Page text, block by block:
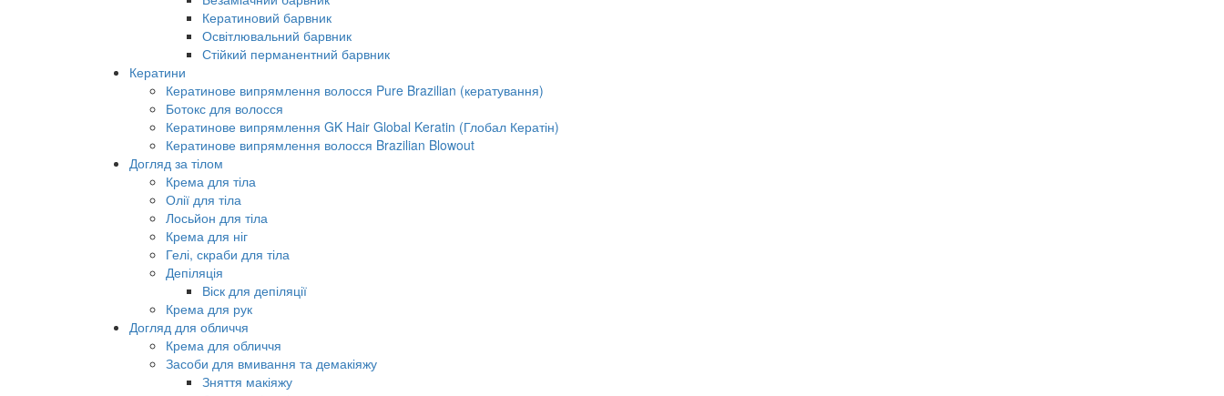
Кератиновий барвник
Освітлювальний барвник
Стійкий перманентний барвник
Кератини
Кератинове випрямлення волосся Pure Brazilian (кератування)
Ботокс для волосся
Кератинове випрямлення GK Hair Global Keratin (Глобал Кератін)
Кератинове випрямлення волосся Brazilian Blowout
Догляд за тілом
Крема для тіла
Олії для тіла
Лосьйон для тіла
Крема для ніг
Гелі, скраби для тіла
Депіляція
Віск для депіляції
Крема для рук
Догляд для обличчя
Крема для обличчя
Засоби для вмивання та демакіяжу
Зняття макіяжу